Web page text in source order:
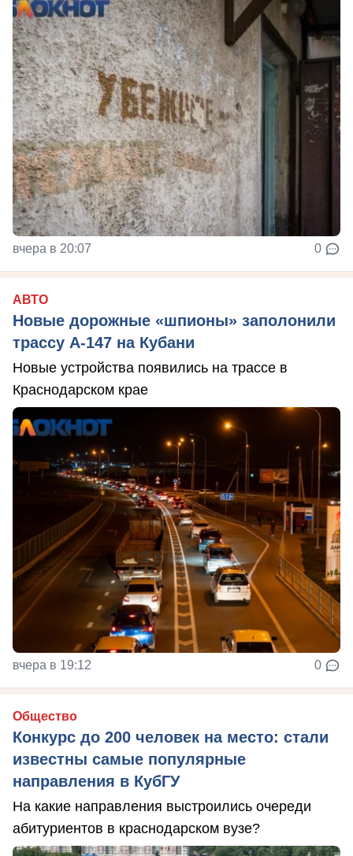
вчера в 20:07 0
АВТО
Новые дорожные «шпионы» заполонили
трассу А-147 на Кубани
Новые устройства появились на трассе в
Краснодарском крае
вчера в 19:12 0
Общество
Конкурс до 200 человек на место: стали
известны самые популярные
направления в КубГУ
На какие направления выстроились очереди
абитуриентов в краснодарском вузе?